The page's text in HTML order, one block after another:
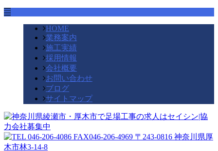
HOME
業務案内
施工実績
採用情報
会社概要
お問い合わせ
ブログ
サイトマップ